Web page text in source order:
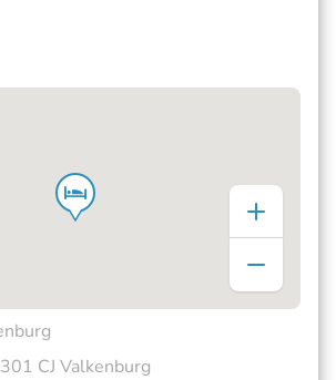
CJ Valkenburg